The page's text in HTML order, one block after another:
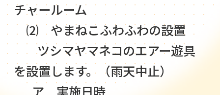
チャールーム
⑵ やまねこふわふわの設置
ツシマヤマネコのエアー遊具
を設置します。（雨天中止）
ア 実施日時